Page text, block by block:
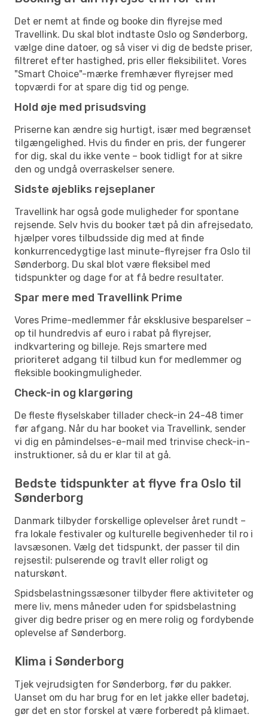
Det er nemt at finde og booke din flyrejse med
Travellink. Du skal blot indtaste Oslo og Sønderborg,
vælge dine datoer, og så viser vi dig de bedste priser,
filtreret efter hastighed, pris eller fleksibilitet. Vores
"Smart Choice"-mærke fremhæver flyrejser med
topværdi for at spare dig tid og penge.
Hold øje med prisudsving
Priserne kan ændre sig hurtigt, især med begrænset
tilgængelighed. Hvis du finder en pris, der fungerer
for dig, skal du ikke vente – book tidligt for at sikre
den og undgå overraskelser senere.
Sidste øjebliks rejseplaner
Travellink har også gode muligheder for spontane
rejsende. Selv hvis du booker tæt på din afrejsedato,
hjælper vores tilbudsside dig med at finde
konkurrencedygtige last minute-flyrejser fra Oslo til
Sønderborg. Du skal blot være fleksibel med
tidspunkter og dage for at få bedre resultater.
Spar mere med Travellink Prime
Vores Prime-medlemmer får eksklusive besparelser –
op til hundredvis af euro i rabat på flyrejser,
indkvartering og billeje. Rejs smartere med
prioriteret adgang til tilbud kun for medlemmer og
fleksible bookingmuligheder.
Check-in og klargøring
De fleste flyselskaber tillader check-in 24-48 timer
før afgang. Når du har booket via Travellink, sender
vi dig en påmindelses-e-mail med trinvise check-in-
instruktioner, så du er klar til at gå.
Bedste tidspunkter at flyve fra Oslo til
Sønderborg
Danmark tilbyder forskellige oplevelser året rundt –
fra lokale festivaler og kulturelle begivenheder til ro i
lavsæsonen. Vælg det tidspunkt, der passer til din
rejsestil: pulserende og travlt eller roligt og
naturskønt.
Spidsbelastningssæsoner tilbyder flere aktiviteter og
mere liv, mens måneder uden for spidsbelastning
giver dig bedre priser og en mere rolig og fordybende
oplevelse af Sønderborg.
Klima i Sønderborg
Tjek vejrudsigten for Sønderborg, før du pakker.
Uanset om du har brug for en let jakke eller badetøj,
gør det en stor forskel at være forberedt på klimaet.